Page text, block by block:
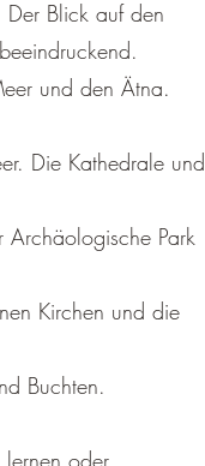
Der Blick auf den
und den Ätna.
Die Kathedrale und
Archäologische Park
Kirchen und die
Buchten.
lernen oder